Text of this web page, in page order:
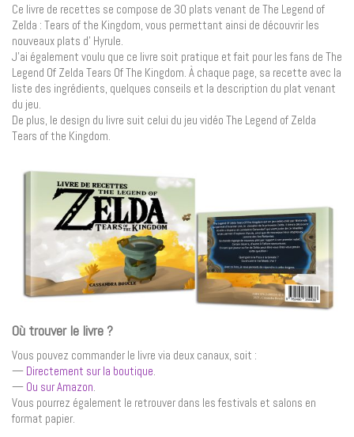
Ce livre de recettes se compose de 30 plats venant de The Legend of
Zelda : Tears of the Kingdom, vous permettant ainsi de découvrir les
nouveaux plats d’ Hyrule.
J’ai également voulu que ce livre soit pratique et fait pour les fans de The
Legend Of Zelda Tears Of The Kingdom. À chaque page, sa recette avec la
liste des ingrédients, quelques conseils et la description du plat venant
du jeu.
De plus, le design du livre suit celui du jeu vidéo The Legend of Zelda
Tears of the Kingdom.
Où trouver le livre ?
Vous pouvez commander le livre via deux canaux, soit :
— Directement sur la boutique.
— Ou sur Amazon.
Vous pourrez également le retrouver dans les festivals et salons en
format papier.